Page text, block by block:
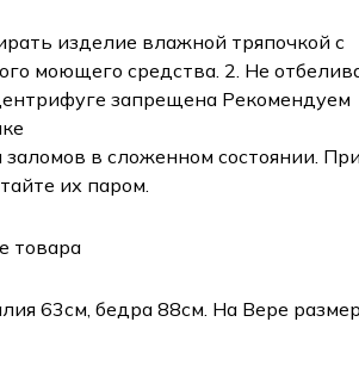
изделие влажной тряпочкой с
моющего средства. 2. Не
запрещена Рекомендуем
в сложенном состоянии.
их паром.
товара
63см, бедра 88см. На Вере